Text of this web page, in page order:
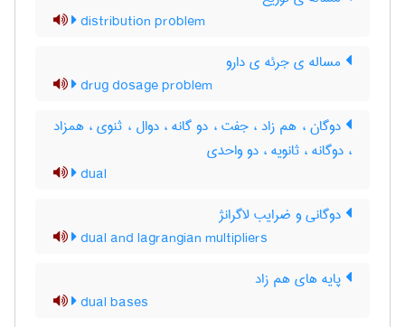
distribution problem
مساله ی جرئه ی دارو
drug dosage problem
دوگان ، هم زاد ، جفت ، دو گانه ، دوال ، ثنوی ، همزاد
، دوگانه ، ثانویه ، دو واحدی
dual
دوگانی و ضرایب لاگرانژ
dual and lagrangian multipliers
پایه های هم زاد
dual bases